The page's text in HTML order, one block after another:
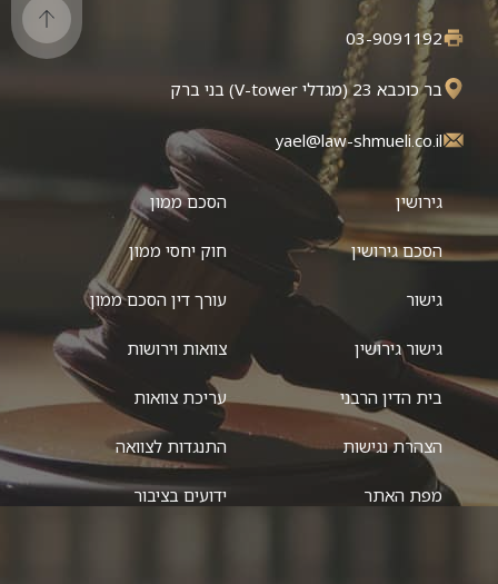
03-9091192
בר כוכבא 23 (מגדלי V-tower) בני ברק
yael@law-shmueli.co.il
גירושין
הסכם גירושין
גישור
גישור גירושין
בית הדין הרבני
הצהרת נגישות
מפת האתר
הסכם ממון
חוק יחסי ממון
עורך דין הסכם ממון
צוואות וירושות
עריכת צוואות
התנגדות לצוואה
ידועים בציבור